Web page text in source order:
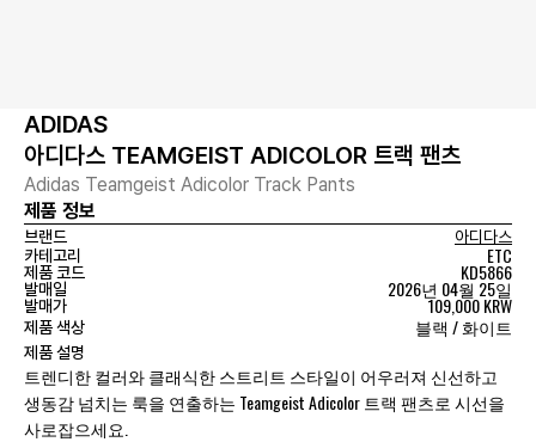
ADIDAS
아디다스 TEAMGEIST ADICOLOR 트랙 팬츠
Adidas Teamgeist Adicolor Track Pants
제품 정보
브랜드
아디다스
카테고리
ETC
제품 코드 KD5866
발매일 2026년 04월 25일
발매가 109,000 KRW
제품 색상 블랙 / 화이트
제품 설명
트렌디한 컬러와 클래식한 스트리트 스타일이 어우러져 신선하고
생동감 넘치는 룩을 연출하는 Teamgeist Adicolor 트랙 팬츠로 시선을
사로잡으세요.